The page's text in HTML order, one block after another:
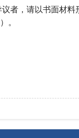
议者，请以书面材料
。